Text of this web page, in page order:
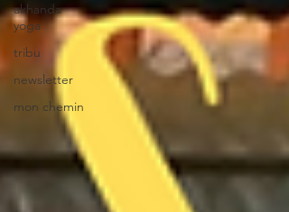
akhanda
yoga
tribu
newsletter
mon chemin